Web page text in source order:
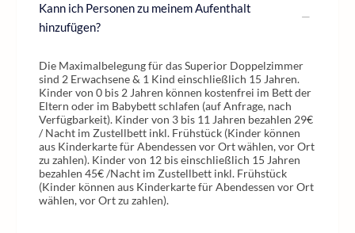
Kann ich Personen zu meinem Aufenthalt
hinzufügen?
Die Maximalbelegung für das Superior Doppelzimmer
sind 2 Erwachsene & 1 Kind einschließlich 15 Jahren.
Kinder von 0 bis 2 Jahren können kostenfrei im Bett der
Eltern oder im Babybett schlafen (auf Anfrage, nach
Verfügbarkeit). Kinder von 3 bis 11 Jahren bezahlen 29€
/ Nacht im Zustellbett inkl. Frühstück (Kinder können
aus Kinderkarte für Abendessen vor Ort wählen, vor Ort
zu zahlen). Kinder von 12 bis einschließlich 15 Jahren
bezahlen 45€ /Nacht im Zustellbett inkl. Frühstück
(Kinder können aus Kinderkarte für Abendessen vor Ort
wählen, vor Ort zu zahlen).